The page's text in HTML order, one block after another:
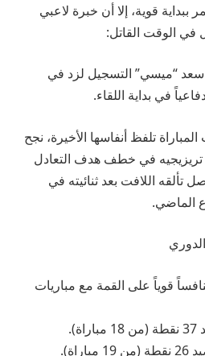
ببداية قوية، إلا أن خبرة لاعبي
في الوقت القاتل:
“ميسي” التسجيل لزد في
تلفظ أنفاسها الأخيرة، نجح
في خطف هدف التعادل
الدقيقة 89، ليواصل تألقه اللافت بعد ثنائيته في
الماضي.
قوياً على القمة مع مباريات